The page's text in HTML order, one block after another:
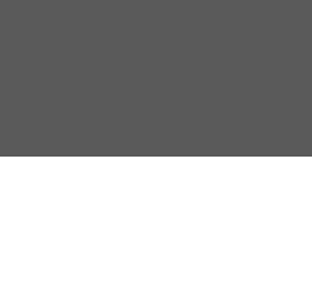
het scheidingsverdrag
Limburg, als onderdeel van het
Limburg meer toekomst in die